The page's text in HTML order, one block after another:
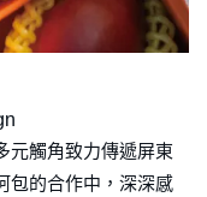
觸角致力傳遞屏東
包的合作中，深深感